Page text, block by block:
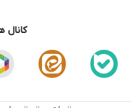
کانال